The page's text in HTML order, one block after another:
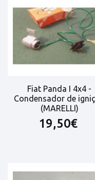
Fiat Panda I 4x4 -
Condensador de
(MARELLI)
19,50€